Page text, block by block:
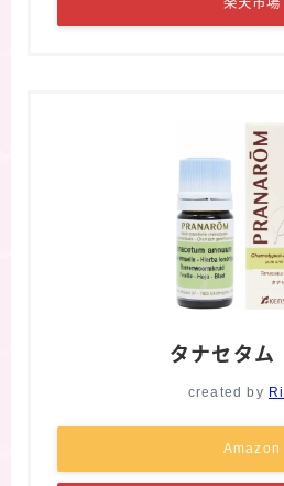
楽天市場
タナセタ
created by
Amazon